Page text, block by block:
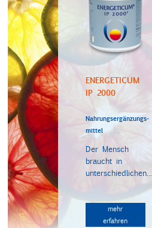
ENERGETICUM
IP 2000
Nahrungsergänzungs-
mittel
Der Mensch
braucht in
unterschiedlichen...
mehr
erfahren